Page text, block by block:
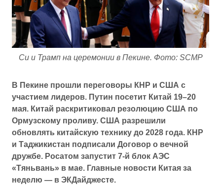
Си и Трамп на церемонии в Пекине. Фото: SCMP
В Пекине прошли переговоры КНР и США с
участием лидеров. Путин посетит Китай 19–20
мая. Китай раскритиковал резолюцию США по
Ормузскому проливу. США разрешили
обновлять китайскую технику до 2028 года. КНР
и Таджикистан подписали Договор о вечной
дружбе. Росатом запустит 7-й блок АЭС
«Тяньвань» в мае. Главные новости Китая за
неделю — в ЭКДайджесте.